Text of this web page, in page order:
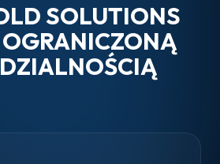
SOLUTIONS